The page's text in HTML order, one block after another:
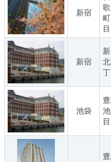
新宿
目
新宿
池袋